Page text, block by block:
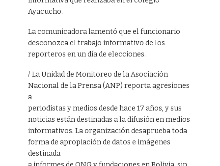
Ayacucho.
La comunicadora lamentó que el funcionario
desconozca el trabajo informativo de los
reporteros en un día de elecciones.
/ La Unidad de Monitoreo de la Asociación
Nacional de la Prensa (ANP) reporta agresiones
a
periodistas y medios desde hace 17 años, y sus
noticias están destinadas a la difusión en medios
informativos. La organización desaprueba toda
forma de apropiación de datos e imágenes
destinada